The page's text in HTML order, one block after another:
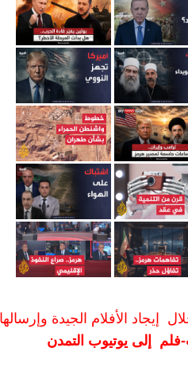
إيجاد الأفلام الجيدة وإرسالها
فلم إلى يوتيوب التمدن